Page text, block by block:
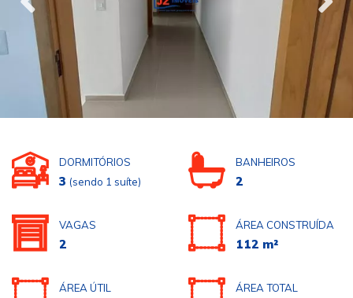
DORMITÓRIOS
3 (sendo 1 suíte)
BANHEIROS
2
VAGAS
2
ÁREA CONSTRUÍDA
112 m²
ÁREA ÚTIL ÁREA TOTAL